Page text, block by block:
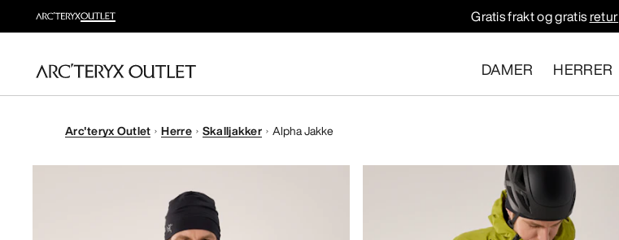
Gratis frakt og gratisretur
DAMER HERRER
Arc'teryx Outlet Herre Skalljakker Alpha Jakke